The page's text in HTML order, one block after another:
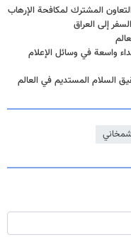
المشترك لمكافحة الإرهاب
إلى العراق
يترك اصداء واسعة في وسائل الإعلام
السلام المستديم في العالم